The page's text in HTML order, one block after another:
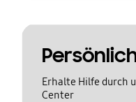
Erhalte Hilfe durch
Center